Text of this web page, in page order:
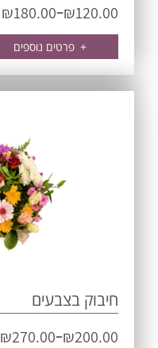
₪120.00
–
₪180.00
+ פרטים נוספים
חיבוק בצבעים
₪200.00
–
₪270.00